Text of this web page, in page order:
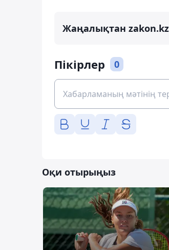
Жаңалықтан
Пікірлер 0
Оқи отырыңыз